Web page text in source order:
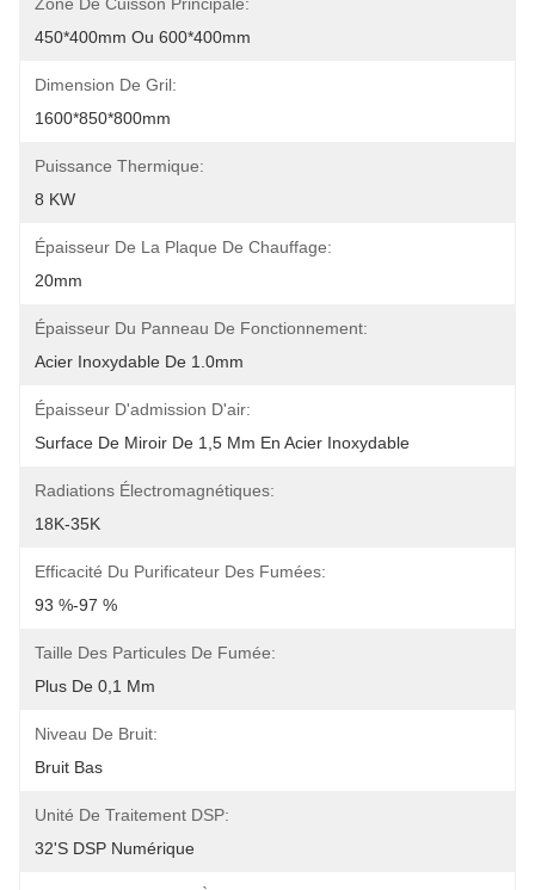
450*400mm Ou 600*400mm
Dimension De Gril:
1600*850*800mm
Puissance Thermique:
8 KW
Épaisseur De La Plaque De Chauffage:
20mm
Épaisseur Du Panneau De Fonctionnement:
Acier Inoxydable De 1.0mm
Épaisseur D'admission D'air:
Surface De Miroir De 1,5 Mm En Acier Inoxydable
Radiations Électromagnétiques:
18K-35K
Efficacité Du Purificateur Des Fumées:
93 %-97 %
Taille Des Particules De Fumée:
Plus De 0,1 Mm
Niveau De Bruit:
Bruit Bas
Unité De Traitement DSP:
32's DSP Numérique